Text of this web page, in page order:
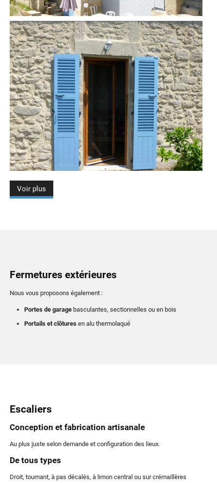
Voir plus
Fermetures extérieures
Nous vous proposons également :
Portes de garage basculantes, sectionnelles ou en bois
Portails et clôtures en alu thermolaqué
Escaliers
Conception et fabrication artisanale
Au plus juste selon demande et configuration des lieux.
De tous types
Droit, tournant, à pas décalés, à limon central ou sur crémaillères